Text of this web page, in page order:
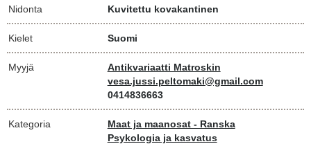
Nidonta Kuvitettu kovakantinen
Kielet Suomi
Myyjä
Antikvariaatti Matroskin
vesa.jussi.peltomaki@gmail.com
0414836663
Kategoria
Maat ja maanosat - Ranska
Psykologia ja kasvatus